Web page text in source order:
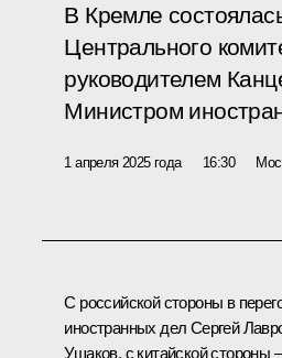
В Кремле
Центрального
руководителем
Министром
1 апреля 2025 года 16:30
С российской стороны в
иностранных дел Сергей
Ушаков, с китайской